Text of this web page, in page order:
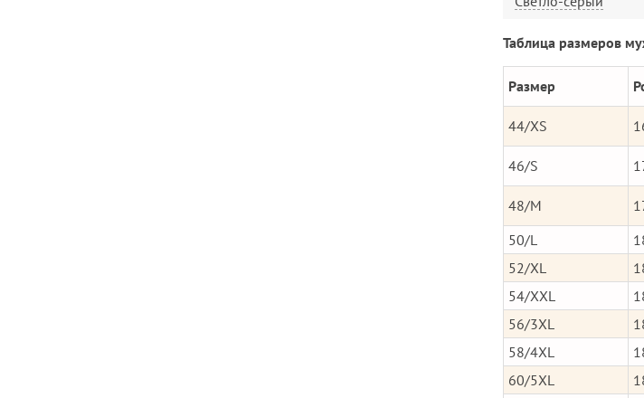
Таблица размеров
Размер
44/XS
46/S
48/M
50/L
52/XL
54/XXL
56/3XL
58/4XL
60/5XL